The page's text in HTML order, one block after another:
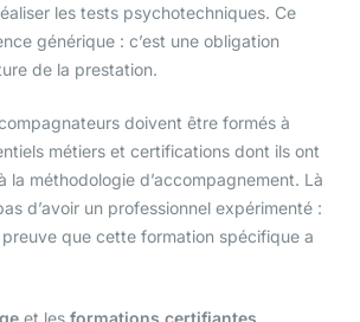
les tests psychotechniques. Ce
générique : c’est une obligation
de la prestation.
doivent être formés à
métiers et certifications dont ils ont
la méthodologie d’accompagnement. Là
d’avoir un professionnel expérimenté :
preuve que cette formation spécifique a